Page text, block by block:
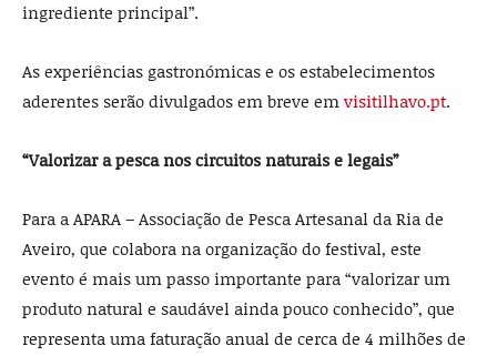
ingrediente principal”.
As experiências gastronómicas e os estabelecimentos
aderentes serão divulgados em breve em visitilhavo.pt.
“Valorizar a pesca nos circuitos naturais e legais”
Para a APARA – Associação de Pesca Artesanal da Ria de
Aveiro, que colabora na organização do festival, este
evento é mais um passo importante para “valorizar um
produto natural e saudável ainda pouco conhecido”, que
representa uma faturação anual de cerca de 4 milhões de